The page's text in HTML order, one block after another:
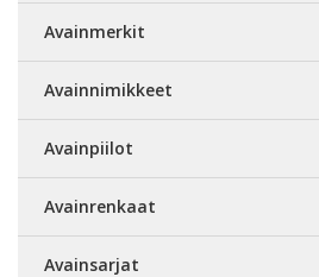
Avainmerkit
Avainnimikkeet
Avainpiilot
Avainrenkaat
Avainsarjat